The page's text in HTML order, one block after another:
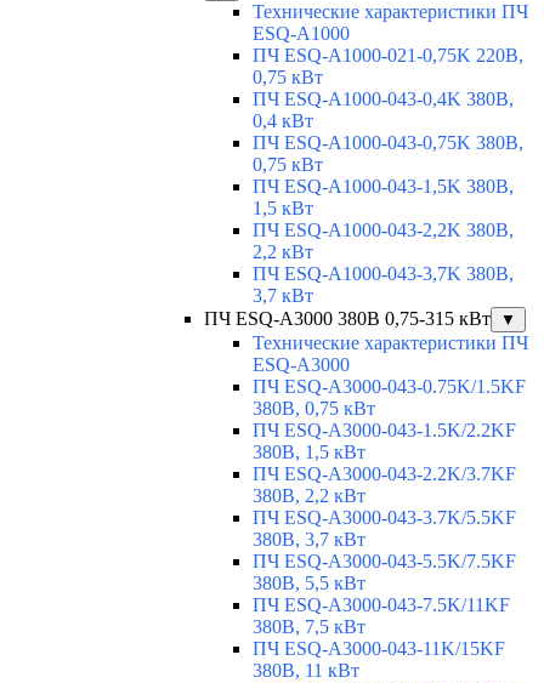
Технические характеристики ПЧ
ESQ-A1000
ПЧ ESQ-A1000-021-0,75K 220В,
0,75 кВт
ПЧ ESQ-A1000-043-0,4K 380В,
0,4 кВт
ПЧ ESQ-A1000-043-0,75K 380В,
0,75 кВт
ПЧ ESQ-A1000-043-1,5K 380В,
1,5 кВт
ПЧ ESQ-A1000-043-2,2K 380В,
2,2 кВт
ПЧ ESQ-A1000-043-3,7K 380В,
3,7 кВт
ПЧ ESQ-A3000 380В 0,75-315 кВт
▼
Технические характеристики ПЧ
ESQ-A3000
ПЧ ESQ-A3000-043-0.75K/1.5KF
380В, 0,75 кВт
ПЧ ESQ-A3000-043-1.5K/2.2KF
380В, 1,5 кВт
ПЧ ESQ-A3000-043-2.2K/3.7KF
380В, 2,2 кВт
ПЧ ESQ-A3000-043-3.7K/5.5KF
380В, 3,7 кВт
ПЧ ESQ-A3000-043-5.5K/7.5KF
380В, 5,5 кВт
ПЧ ESQ-A3000-043-7.5K/11KF
380В, 7,5 кВт
ПЧ ESQ-A3000-043-11K/15KF
380В, 11 кВт